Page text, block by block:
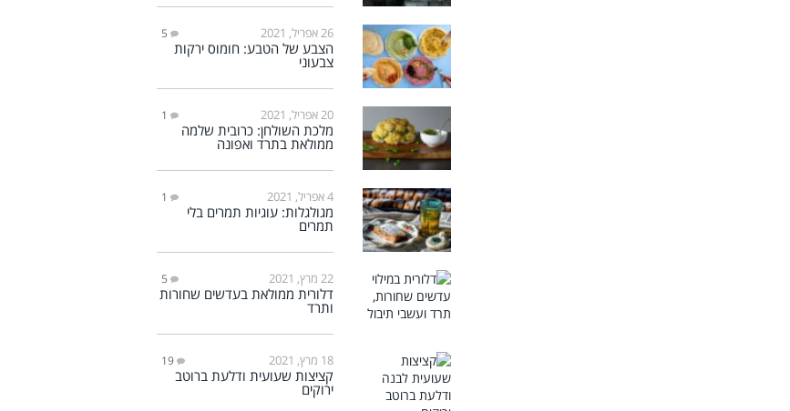
26 אפריל, 2021 5
הצבע של הטבע: חומוס ירקות
צבעוני
20 אפריל, 2021 1
מלכת השולחן: כרובית שלמה
ממולאת בתרד ואפונה
4 אפריל, 2021 1
מגולגלות: עוגיות תמרים בלי
תמרים
22 מרץ, 2021 5
דלורית ממולאת בעדשים שחורות
ותרד
18 מרץ, 2021 19
קציצות שעועית ודלעת ברוטב
ירוקים